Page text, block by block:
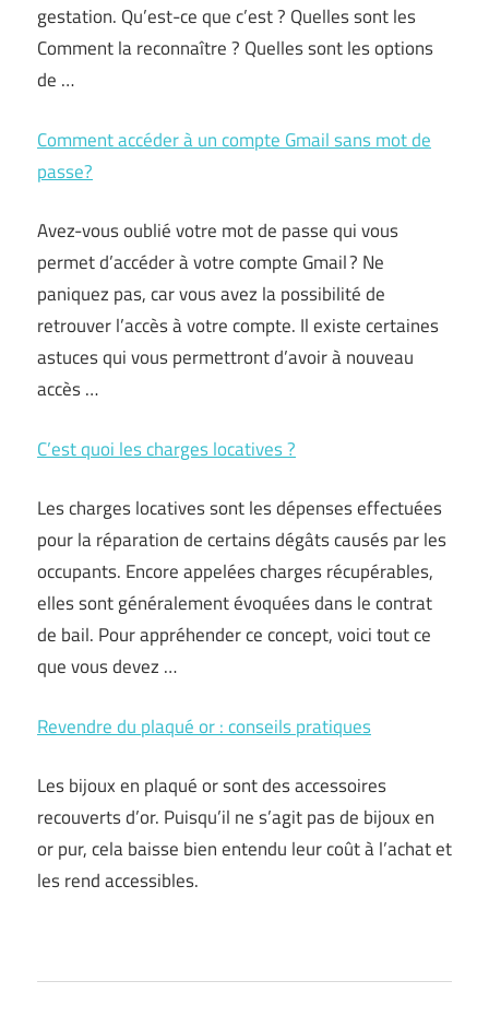
gestation. Qu’est-ce que c’est ? Quelles sont les
Comment la reconnaître ? Quelles sont les options
de …
Comment accéder à un compte Gmail sans mot de
passe?
Avez-vous oublié votre mot de passe qui vous
permet d’accéder à votre compte Gmail ? Ne
paniquez pas, car vous avez la possibilité de
retrouver l’accès à votre compte. Il existe certaines
astuces qui vous permettront d’avoir à nouveau
accès …
C’est quoi les charges locatives ?
Les charges locatives sont les dépenses effectuées
pour la réparation de certains dégâts causés par les
occupants. Encore appelées charges récupérables,
elles sont généralement évoquées dans le contrat
de bail. Pour appréhender ce concept, voici tout ce
que vous devez …
Revendre du plaqué or : conseils pratiques
Les bijoux en plaqué or sont des accessoires
recouverts d’or. Puisqu’il ne s’agit pas de bijoux en
or pur, cela baisse bien entendu leur coût à l’achat et
les rend accessibles.